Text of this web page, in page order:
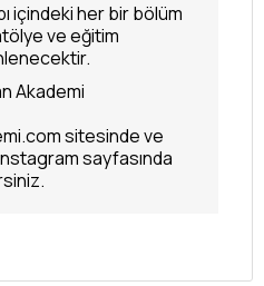
içindeki her bir bölüm
ve eğitim
Akademi
sitesinde ve
sayfasında